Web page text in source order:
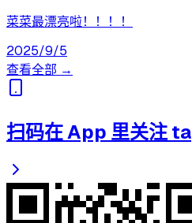
菜菜最漂亮啦！！！！
2025/9/5
查看全部 →
扫码在 App 里关注 ta